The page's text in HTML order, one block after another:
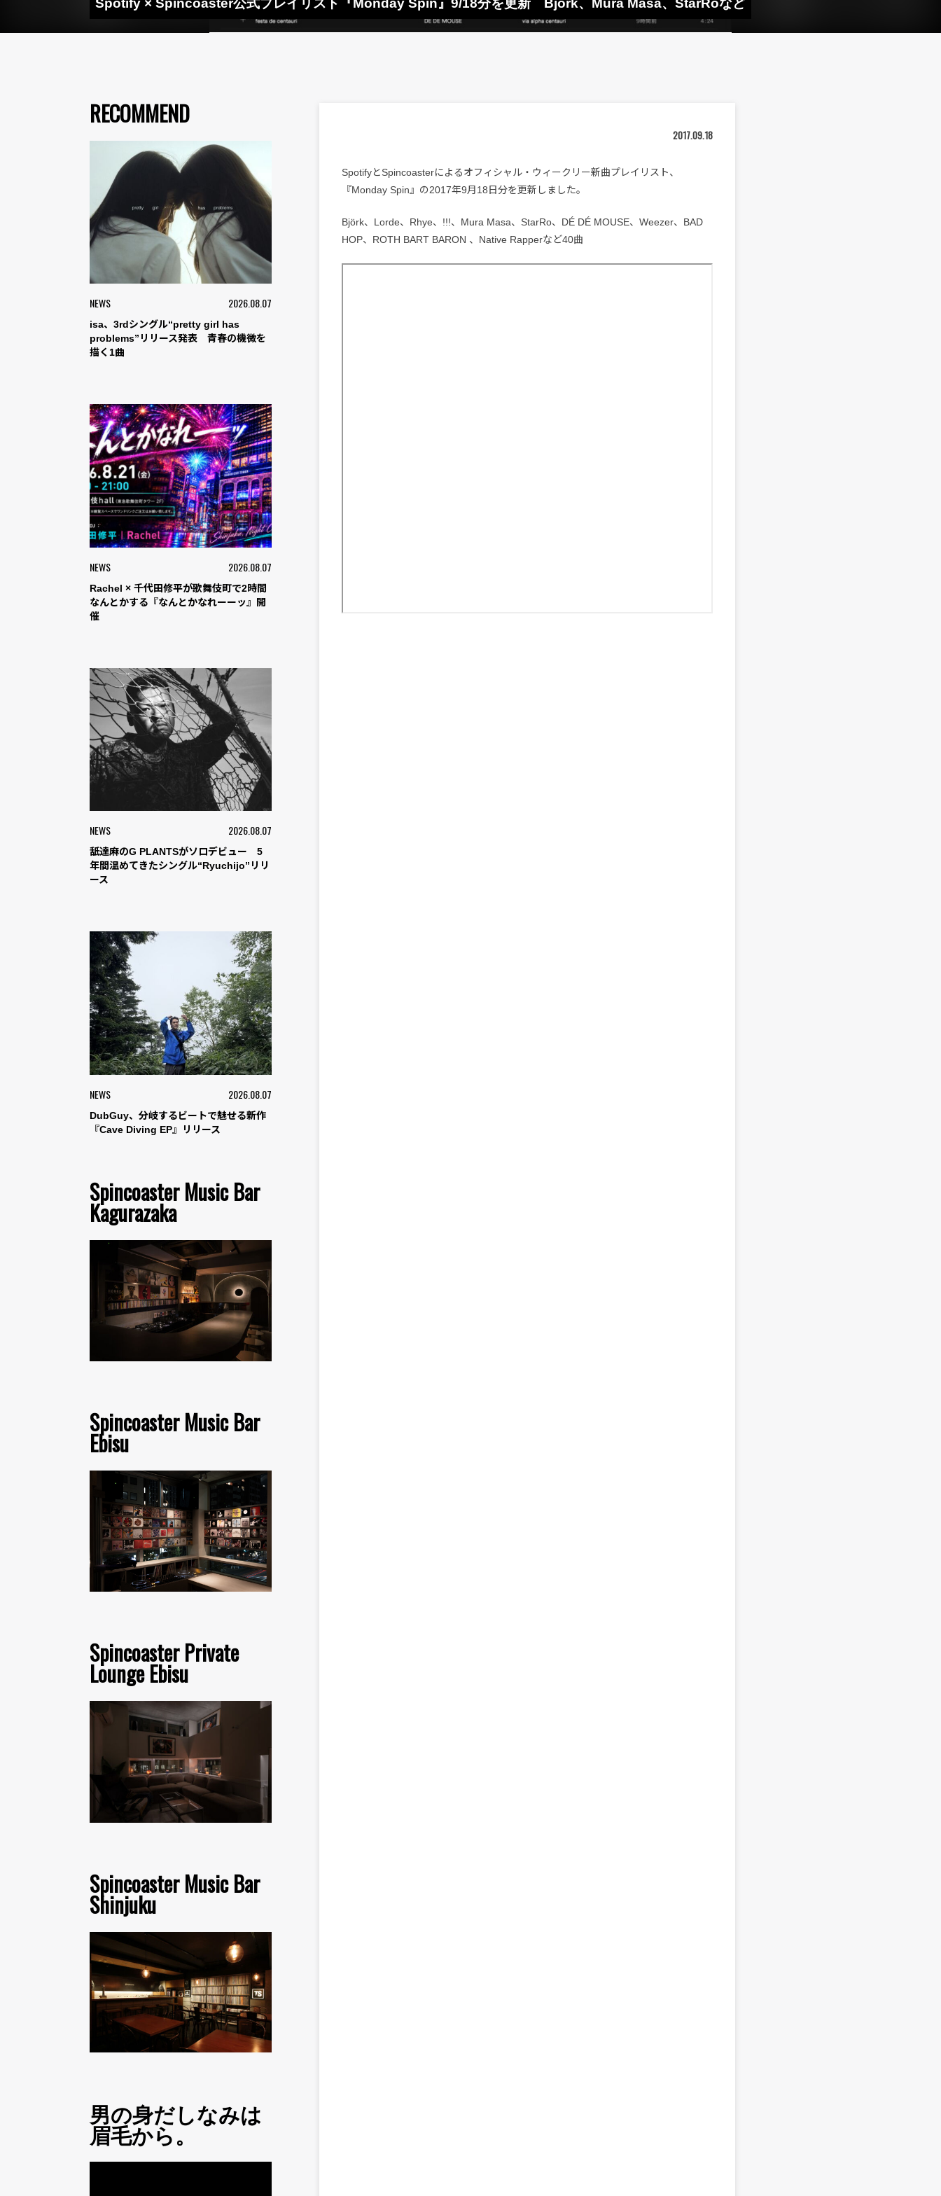
Spotify × Spincoaster公式プレイリスト『Monday Spin』9/18分を更新 Björk、Mura Masa、StarRoなど
RECOMMEND
NEWS 2026.08.07
isa、3rdシングル“pretty girl has
problems”リリース発表 青春の機微を
描く1曲
NEWS 2026.08.07
Rachel × 千代田修平が歌舞伎町で2時間
なんとかする『なんとかなれーーッ』開
催
NEWS 2026.08.07
舐達麻のG PLANTSがソロデビュー 5
年間温めてきたシングル“Ryuchijo”リリ
ース
NEWS 2026.08.07
DubGuy、分岐するビートで魅せる新作
『Cave Diving EP』リリース
Spincoaster Music Bar
Kagurazaka
Spincoaster Music Bar
Ebisu
Spincoaster Private
Lounge Ebisu
Spincoaster Music Bar
Shinjuku
男の身だしなみは
眉毛から。
2017.09.18
SpotifyとSpincoasterによるオフィシャル・ウィークリー新曲プレイリスト、
『Monday Spin』の2017年9月18日分を更新しました。
Björk、Lorde、Rhye、!!!、Mura Masa、StarRo、DÉ DÉ MOUSE、Weezer、BAD
HOP、ROTH BART BARON 、Native Rapperなど40曲